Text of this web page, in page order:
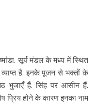
सूर्य मंडल के मध्य में स्थित
है. इनके पूजन से भक्तों के
भुजाएँ हैं. सिंह पर आसीन हैं.
प्रिय होने के कारण इनका नाम